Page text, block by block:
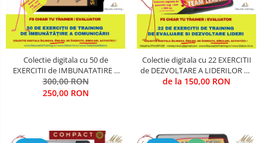
Colectie digitala cu 50 de
EXERCITII de IMBUNATATIRE A
COMUNICARII (utila in Training
& Evaluare)
300,00 RON
250,00 RON
Colectie digitala cu 22 EXERCITII
de DEZVOLTARE A LIDERILOR DE
ECHIPA (utila in Training &
de la 150,00 RON